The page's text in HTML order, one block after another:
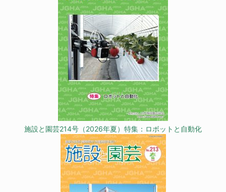
施設と園芸214号（2026年夏）特集：ロボットと自動化